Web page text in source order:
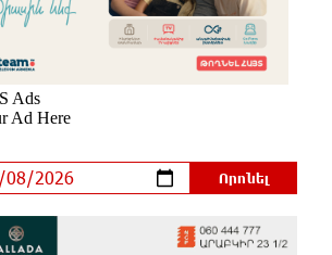
Կոստանյան
մեկ ժամ առաջ
Միայն հանրային մեծ
աջակցության պարագայում
թելադրել. Արեգ Սավգուլյան
42 րոպե առաջ
«ՀայաՔվեի» տարածքային